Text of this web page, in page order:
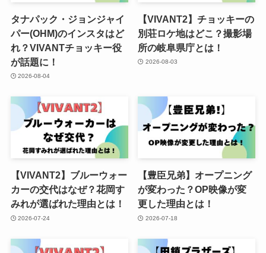
タナパック・ジョンジャイ
パー(OHM)のインスタはど
れ？VIVANTチョッキー役
が話題に！
2026-08-04
【VIVANT2】チョッキーの
別荘ロケ地はどこ？撮影場
所の岐阜県庁とは！
2026-08-03
【VIVANT2】ブルーウォー
カーの交代はなぜ？花岡す
みれが選ばれた理由とは！
2026-07-24
【豊臣兄弟】オープニング
が変わった？OP映像が変
更した理由とは！
2026-07-18